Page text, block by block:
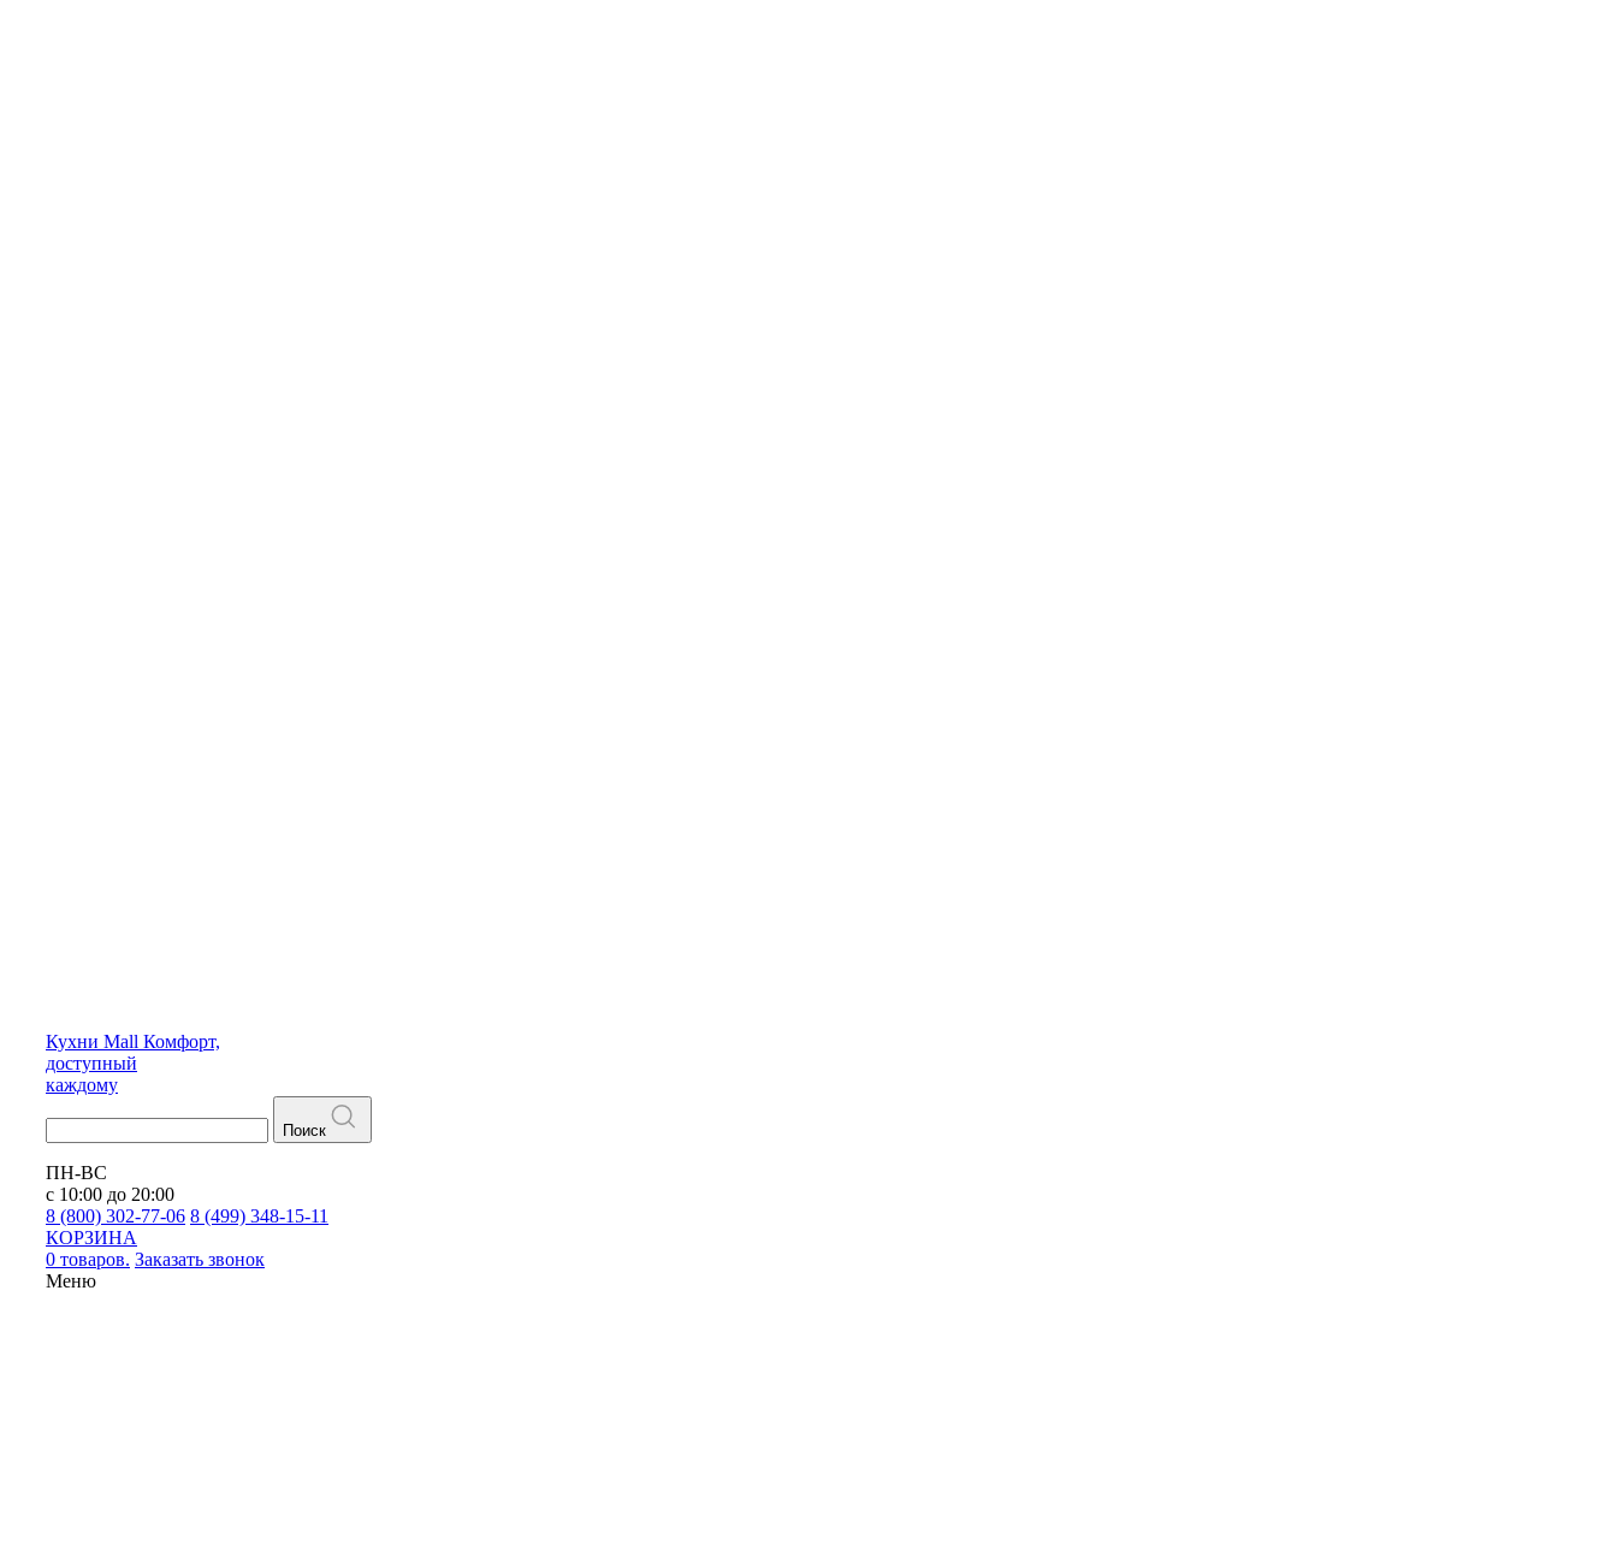
Кухни Mall Комфорт,
доступный
каждому
Поиск
ПН-ВС
с 10:00 до 20:00
8 (800) 302-77-06 8 (499) 348-15-11
КОРЗИНА
0 товаров. Заказать звонок
Меню